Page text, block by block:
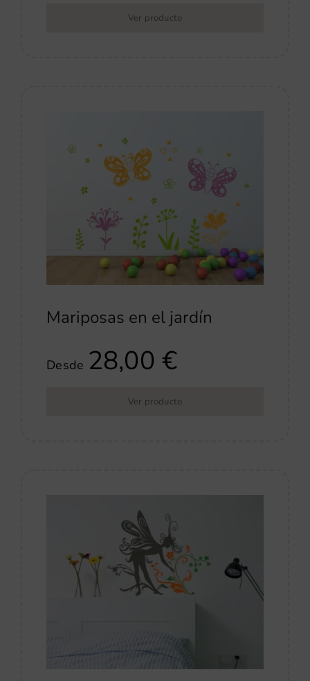
Ver producto
Mariposas en el jardín
Desde 28,00€
Ver producto